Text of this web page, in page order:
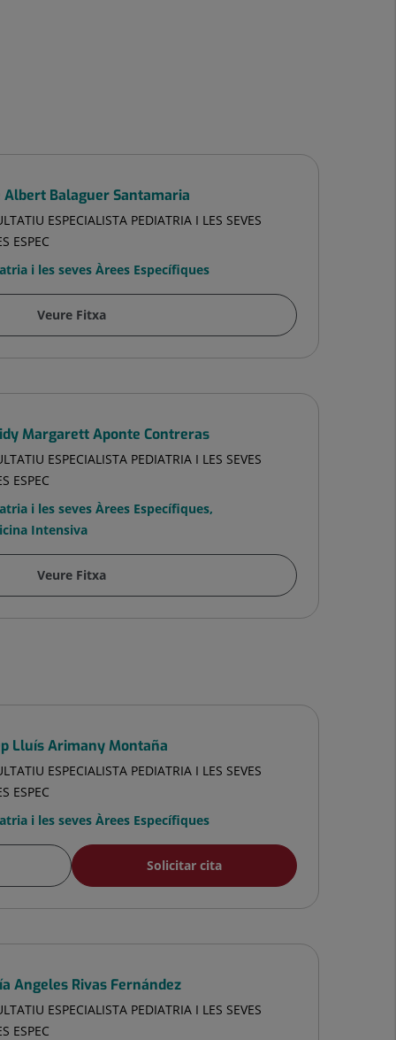
Albert Balaguer Santamaria
ESPECIALISTA PEDIATRIA I LES SEVES
ESPEC
i les seves Àrees Específiques
Veure Fitxa
Margarett Aponte Contreras
ESPECIALISTA PEDIATRIA I LES SEVES
ESPEC
i les seves Àrees Específiques,
Intensiva
Veure Fitxa
Lluís Arimany Montaña
ESPECIALISTA PEDIATRIA I LES SEVES
ESPEC
i les seves Àrees Específiques
Solicitar cita
Angeles Rivas Fernández
ESPECIALISTA PEDIATRIA I LES SEVES
ESPEC